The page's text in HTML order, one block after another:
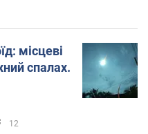
місцеві
спалах.
12